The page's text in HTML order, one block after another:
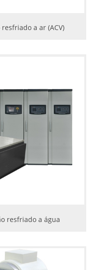
a ar (ACV)
resfriado a água